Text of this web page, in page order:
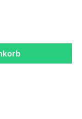
Wert